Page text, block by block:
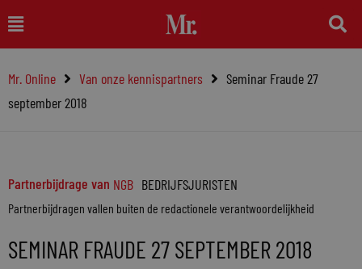
naar
inhoud
Main
Menu
Mr. Online Van onze kennispartners
Seminar Fraude 27
september 2018
Partnerbijdrage van NGB BEDRIJFSJURISTEN
Partnerbijdragen vallen buiten de redactionele verantwoordelijkheid
SEMINAR FRAUDE 27 SEPTEMBER 2018